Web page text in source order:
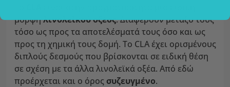
μορφήλινολεϊκού οξέος. Διαφέρουν μεταξύ τους
τόσο ως προς τα αποτελέσματά τους όσο και ως
προς τη χημική τους δομή. Το CLA έχει ορισμένους
διπλούς δεσμούς που βρίσκονται σε ειδική θέση
σε σχέση με τα άλλα λινολεϊκά οξέα. Από εδώ
προέρχεται και ο όρος συζευγμένο.